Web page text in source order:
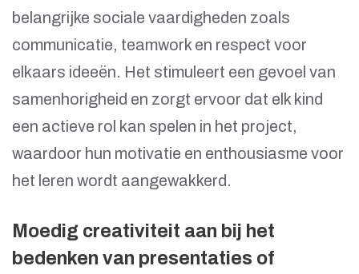
belangrijke sociale vaardigheden zoals
communicatie, teamwork en respect voor
elkaars ideeën. Het stimuleert een gevoel van
samenhorigheid en zorgt ervoor dat elk kind
een actieve rol kan spelen in het project,
waardoor hun motivatie en enthousiasme voor
het leren wordt aangewakkerd.
Moedig creativiteit aan bij het
bedenken van presentaties of